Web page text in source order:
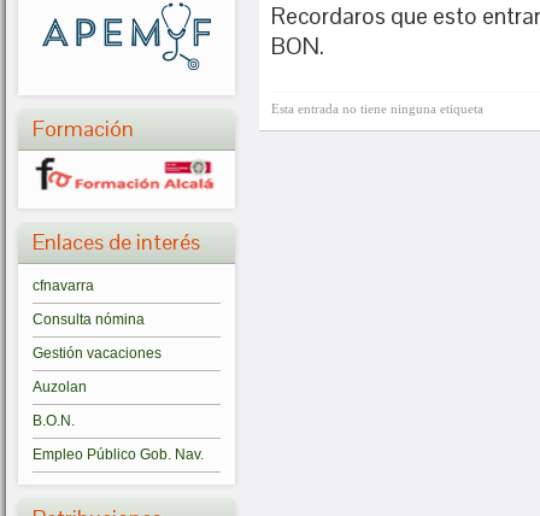
Formación
Enlaces de interés
cfnavarra
Consulta nómina
Gestión vacaciones
Auzolan
B.O.N.
Empleo Público Gob. Nav.
Recordaros que esto
BON.
Esta entrada no tiene ninguna etiqueta